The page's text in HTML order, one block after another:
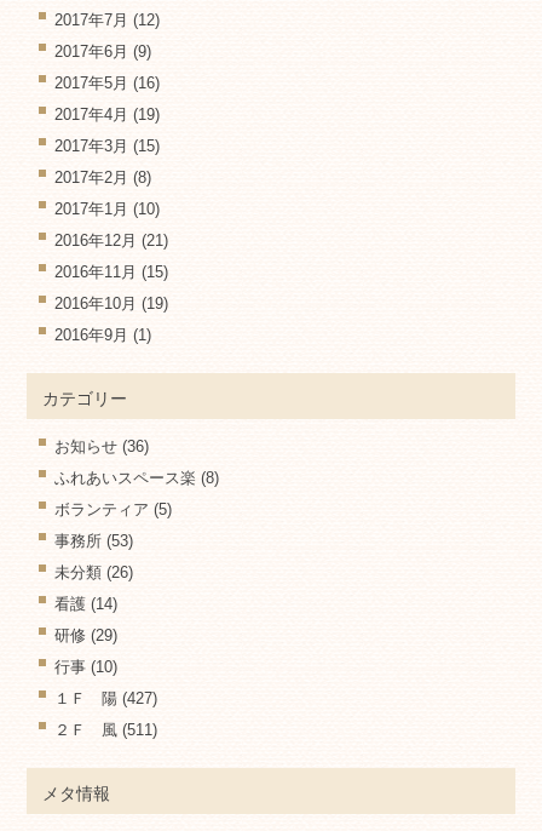
2017年7月 (12)
2017年6月 (9)
2017年5月 (16)
2017年4月 (19)
2017年3月 (15)
2017年2月 (8)
2017年1月 (10)
2016年12月 (21)
2016年11月 (15)
2016年10月 (19)
2016年9月 (1)
カテゴリー
お知らせ (36)
ふれあいスペース楽 (8)
ボランティア (5)
事務所 (53)
未分類 (26)
看護 (14)
研修 (29)
行事 (10)
１Ｆ 陽 (427)
２Ｆ 風 (511)
メタ情報